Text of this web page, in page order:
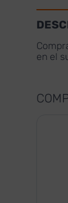
en el